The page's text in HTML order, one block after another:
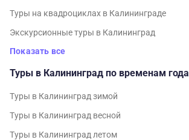
Туры на квадроциклах в Калининграде
Экскурсионные туры в Калининград
Показать все
Туры в Калининград по временам года
Туры в Калининград зимой
Туры в Калининград весной
Туры в Калининград летом